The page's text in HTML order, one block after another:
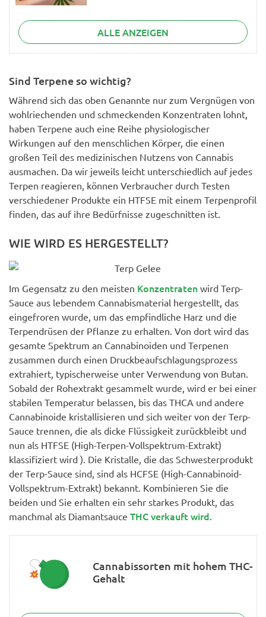
ALLE ANZEIGEN
Sind Terpene so wichtig?
Während sich das oben Genannte nur zum Vergnügen von
wohlriechenden und schmeckenden Konzentraten lohnt,
haben Terpene auch eine Reihe physiologischer
Wirkungen auf den menschlichen Körper, die einen
großen Teil des medizinischen Nutzens von Cannabis
ausmachen. Da wir jeweils leicht unterschiedlich auf jedes
Terpen reagieren, können Verbraucher durch Testen
verschiedener Produkte ein HTFSE mit einem Terpenprofil
finden, das auf ihre Bedürfnisse zugeschnitten ist.
WIE WIRD ES HERGESTELLT?
Im Gegensatz zu den meisten Konzentraten wird Terp-
Sauce aus lebendem Cannabismaterial hergestellt, das
eingefroren wurde, um das empfindliche Harz und die
Terpendrüsen der Pflanze zu erhalten. Von dort wird das
gesamte Spektrum an Cannabinoiden und Terpenen
zusammen durch einen Druckbeaufschlagungsprozess
extrahiert, typischerweise unter Verwendung von Butan.
Sobald der Rohextrakt gesammelt wurde, wird er bei einer
stabilen Temperatur belassen, bis das THCA und andere
Cannabinoide kristallisieren und sich weiter von der Terp-
Sauce trennen, die als dicke Flüssigkeit zurückbleibt und
nun als HTFSE (High-Terpen-Vollspektrum-Extrakt)
klassifiziert wird ). Die Kristalle, die das Schwesterprodukt
der Terp-Sauce sind, sind als HCFSE (High-Cannabinoid-
Vollspektrum-Extrakt) bekannt. Kombinieren Sie die
beiden und Sie erhalten ein sehr starkes Produkt, das
manchmal als Diamantsauce THC verkauft wird
Cannabissorten mit hohem THC-
Gehalt